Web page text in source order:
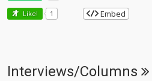
Like! 1 Embed
Interviews/Columns